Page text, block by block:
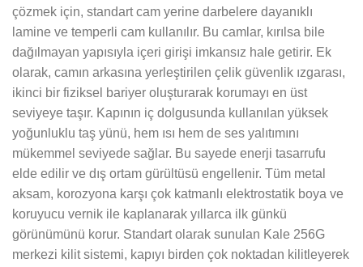
çözmek için, standart cam yerine darbelere dayanıklı
lamine ve temperli cam kullanılır. Bu camlar, kırılsa bile
dağılmayan yapısıyla içeri girişi imkansız hale getirir. Ek
olarak, camın arkasına yerleştirilen çelik güvenlik ızgarası,
ikinci bir fiziksel bariyer oluşturarak korumayı en üst
seviyeye taşır. Kapının iç dolgusunda kullanılan yüksek
yoğunluklu taş yünü, hem ısı hem de ses yalıtımını
mükemmel seviyede sağlar. Bu sayede enerji tasarrufu
elde edilir ve dış ortam gürültüsü engellenir. Tüm metal
aksam, korozyona karşı çok katmanlı elektrostatik boya ve
koruyucu vernik ile kaplanarak yıllarca ilk günkü
görünümünü korur. Standart olarak sunulan Kale 256G
merkezi kilit sistemi, kapıyı birden çok noktadan kilitleyerek